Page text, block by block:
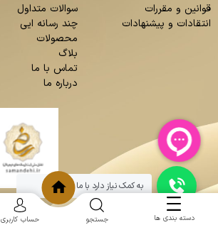
قوانین و مقررات
انتقادات و پیشنهادات
سوالات متداول
چند رسانه ایی
محصولات
بلاگ
تماس با ما
درباره ما
دسته بندی ها جستجو حساب کاربری
به کمک نیاز دارد با ما چت کنید